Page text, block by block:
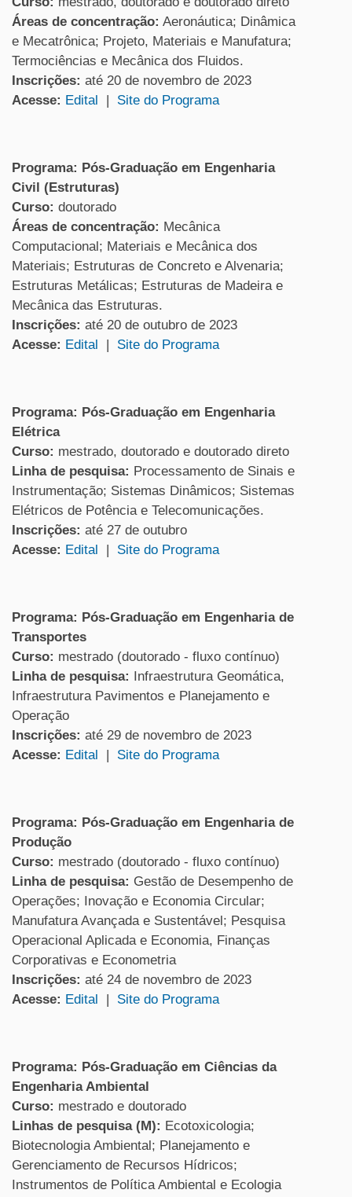
Áreas de concentração: Aeronáutica; Dinâmica
e Mecatrônica; Projeto, Materiais e Manufatura;
Termociências e Mecânica dos Fluidos.
Inscrições: até 20 de novembro de 2023
Acesse: Edital | Site do Programa
Programa: Pós-Graduação em Engenharia
Civil (Estruturas)
Curso: doutorado
Áreas de concentração: Mecânica
Computacional; Materiais e Mecânica dos
Materiais; Estruturas de Concreto e Alvenaria;
Estruturas Metálicas; Estruturas de Madeira e
Mecânica das Estruturas.
Inscrições: até 20 de outubro de 2023
Acesse: Edital | Site do Programa
Programa: Pós-Graduação em Engenharia
Elétrica
Curso: mestrado, doutorado e doutorado direto
Linha de pesquisa: Processamento de Sinais e
Instrumentação; Sistemas Dinâmicos; Sistemas
Elétricos de Potência e Telecomunicações.
Inscrições: até 27 de outubro
Acesse: Edital | Site do Programa
Programa: Pós-Graduação em Engenharia de
Transportes
Curso: mestrado (doutorado - fluxo contínuo)
Linha de pesquisa: Infraestrutura Geomática,
Infraestrutura Pavimentos e Planejamento e
Operação
Inscrições: até 29 de novembro de 2023
Acesse: Edital | Site do Programa
Programa: Pós-Graduação em Engenharia de
Produção
Curso: mestrado (doutorado - fluxo contínuo)
Linha de pesquisa: Gestão de Desempenho de
Operações; Inovação e Economia Circular;
Manufatura Avançada e Sustentável; Pesquisa
Operacional Aplicada e Economia, Finanças
Corporativas e Econometria
Inscrições: até 24 de novembro de 2023
Acesse: Edital | Site do Programa
Programa: Pós-Graduação em Ciências da
Engenharia Ambiental
Curso: mestrado e doutorado
Linhas de pesquisa (M): Ecotoxicologia;
Biotecnologia Ambiental; Planejamento e
Gerenciamento de Recursos Hídricos;
Instrumentos de Política Ambiental e Ecologia